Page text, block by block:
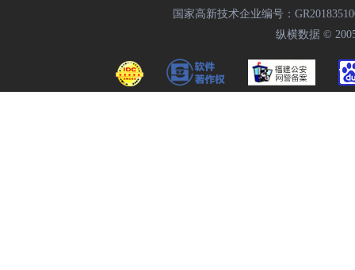
国家高新技术企业编号：
纵横数据 ©